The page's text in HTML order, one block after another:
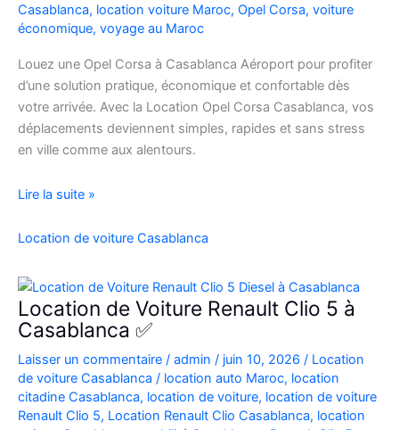
Casablanca, location voiture Maroc, Opel Corsa, voiture
économique, voyage au Maroc
Louez une Opel Corsa à Casablanca Aéroport pour profiter
d’une solution pratique, économique et confortable dès
votre arrivée. Avec la Location Opel Corsa Casablanca, vos
déplacements deviennent simples, rapides et sans stress
en ville comme aux alentours.
Location
Corsa
Aéroport
|
Location
Voiture
Casablanca
Lire la suite »
Location de voiture Casablanca
Location de Voiture Renault Clio 5 à
Casablanca ✅
Laisser un commentaire / admin / juin 10, 2026 / Location
de voiture Casablanca / location auto Maroc, location
citadine Casablanca, location de voiture, location de voiture
Renault Clio 5, Location Renault Clio Casablanca, location